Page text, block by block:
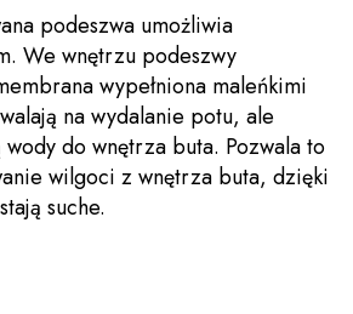
podeszwa umożliwia
We wnętrzu podeszwy
wypełniona maleńkimi
na wydalanie potu, ale
do wnętrza buta. Pozwala to
wilgoci z wnętrza buta, dzięki
suche.